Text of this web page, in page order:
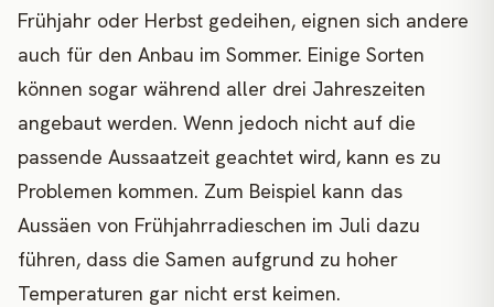
Frühjahr oder Herbst gedeihen, eignen sich andere
auch für den Anbau im Sommer. Einige Sorten
können sogar während aller drei Jahreszeiten
angebaut werden. Wenn jedoch nicht auf die
passende Aussaatzeit geachtet wird, kann es zu
Problemen kommen. Zum Beispiel kann das
Aussäen von Frühjahrradieschen im Juli dazu
führen, dass die Samen aufgrund zu hoher
Temperaturen gar nicht erst keimen.